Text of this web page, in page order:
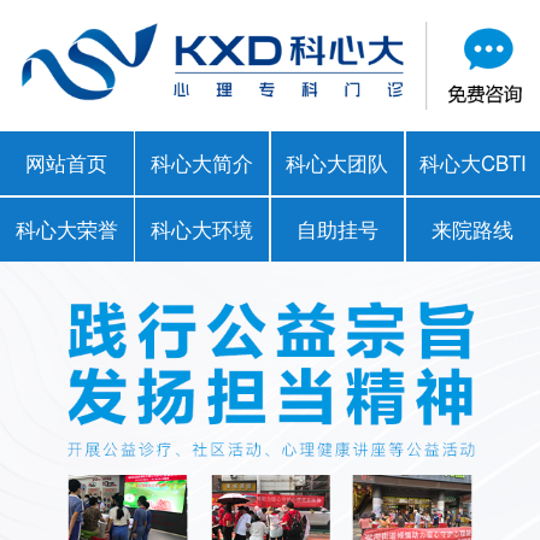
网站首页 科心大简介 科心大团队 科心大CBTI
科心大荣誉 科心大环境 自助挂号 来院路线